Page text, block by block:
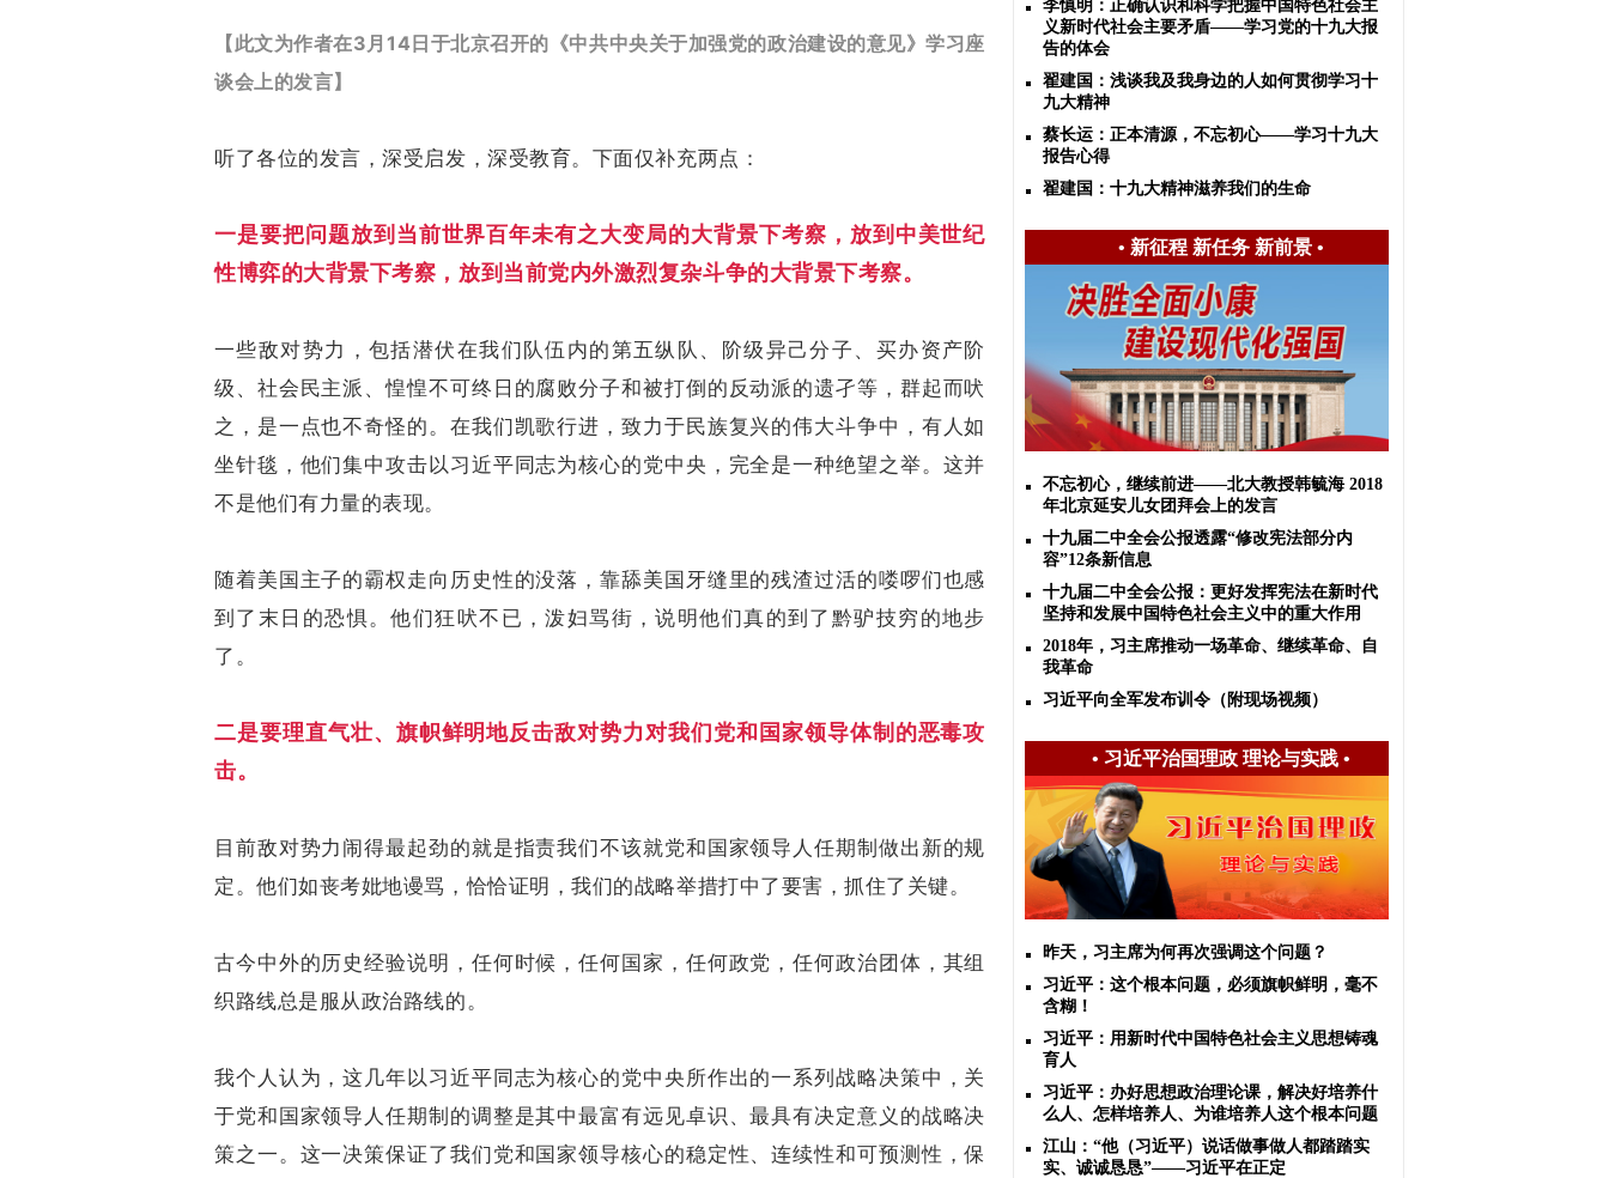
【此文为作者在3月14日于北京召开的《中共中央关于加强党的政治建设的意见》学习座
谈会上的发言】
听了各位的发言，深受启发，深受教育。下面仅补充两点：
一是要把问题放到当前世界百年未有之大变局的大背景下考察，放到中美世纪
性博弈的大背景下考察，放到当前党内外激烈复杂斗争的大背景下考察。
一些敌对势力，包括潜伏在我们队伍内的第五纵队、阶级异己分子、买办资产阶
级、社会民主派、惶惶不可终日的腐败分子和被打倒的反动派的遗孑等，群起而吠
之，是一点也不奇怪的。在我们凯歌行进，致力于民族复兴的伟大斗争中，有人如
坐针毯，他们集中攻击以习近平同志为核心的党中央，完全是一种绝望之举。这并
不是他们有力量的表现。
随着美国主子的霸权走向历史性的没落，靠舔美国牙缝里的残渣过活的喽啰们也感
到了末日的恐惧。他们狂吠不已，泼妇骂街，说明他们真的到了黔驴技穷的地步
了。
二是要理直气壮、旗帜鲜明地反击敌对势力对我们党和国家领导体制的恶毒攻
击。
目前敌对势力闹得最起劲的就是指责我们不该就党和国家领导人任期制做出新的规
定。他们如丧考妣地谩骂，恰恰证明，我们的战略举措打中了要害，抓住了关键。
古今中外的历史经验说明，任何时候，任何国家，任何政党，任何政治团体，其组
织路线总是服从政治路线的。
我个人认为，这几年以习近平同志为核心的党中央所作出的一系列战略决策中，关
于党和国家领导人任期制的调整是其中最富有远见卓识、最具有决定意义的战略决
策之一。这一决策保证了我们党和国家领导核心的稳定性、连续性和可预测性，保
李慎明：正确认识和科学把握中国特色社会主
义新时代社会主要矛盾——学习党的十九大报
告的体会
翟建国：浅谈我及我身边的人如何贯彻学习十
九大精神
蔡长运：正本清源，不忘初心——学习十九大
报告心得
翟建国：十九大精神滋养我们的生命
• 新征程 新任务 新前景•
不忘初心，继续前进——北大教授韩毓海 2018
年北京延安儿女团拜会上的发言
十九届二中全会公报透露“修改宪法部分内
容”12条新信息
十九届二中全会公报：更好发挥宪法在新时代
坚持和发展中国特色社会主义中的重大作用
2018年，习主席推动一场革命、继续革命、自
我革命
习近平向全军发布训令（附现场视频）
• 习近平治国理政 理论与实践•
昨天，习主席为何再次强调这个问题？
习近平：这个根本问题，必须旗帜鲜明，毫不
含糊！
习近平：用新时代中国特色社会主义思想铸魂
育人
习近平：办好思想政治理论课，解决好培养什
么人、怎样培养人、为谁培养人这个根本问题
江山：“他（习近平）说话做事做人都踏踏实
实、诚诚恳恳”——习近平在正定